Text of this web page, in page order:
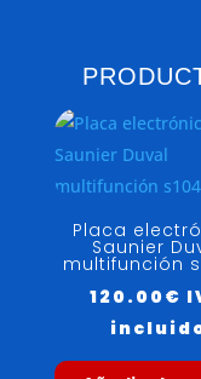
Placa
Saunier
multifunción
120.00 €